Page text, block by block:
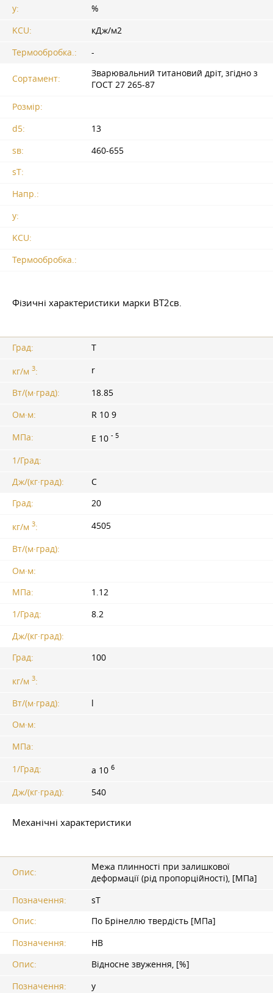
y:
%
KCU:
кДж/м2
Термообробка.:
-
Сортамент:
Зварювальний титановий дріт, згідно з
ГОСТ 27 265-87
Розмір:
d5:
13
sв:
460-655
sT:
Напр.:
y:
KCU:
Термообробка.:
Фізичні характеристики марки ВТ2св.
Град: T
кг/м 3: r
Вт/(м·град):
18.85
Ом·м:
R 10 9
МПа: E 10 - 5
1/Град:
Дж/(кг·град):
C
Град:
20
кг/м 3: 4505
Вт/(м·град):
Ом·м:
МПа:
1.12
1/Град:
8.2
Дж/(кг·град):
Град:
100
кг/м 3:
Вт/(м·град):
l
Ом·м:
МПа:
1/Град: a 10 6
Дж/(кг·град): 540
Механічні характеристики
Опис:
Межа плинності при залишкової
деформації (рід пропорційності), [МПа]
Позначення:
sT
Опис:
По Брінеллю твердість [МПа]
Позначення:
HB
Опис:
Відносне звуження, [%]
Позначення:
y